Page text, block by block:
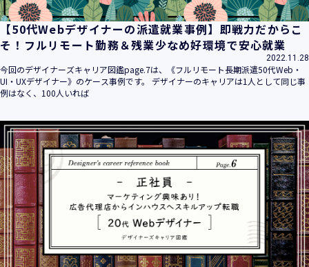
【50代Webデザイナーの派遣就業事例】即戦力だからこ
そ！フルリモート勤務＆残業少なめ好環境で安心就業
2022.11.28
今回のデザイナーズキャリア図鑑page.7は、《フルリモート長期派遣50代Web・
UI・UXデザイナー》のケース事例です。 デザイナーのキャリアは1人として同じ事
例はなく、100人いれば